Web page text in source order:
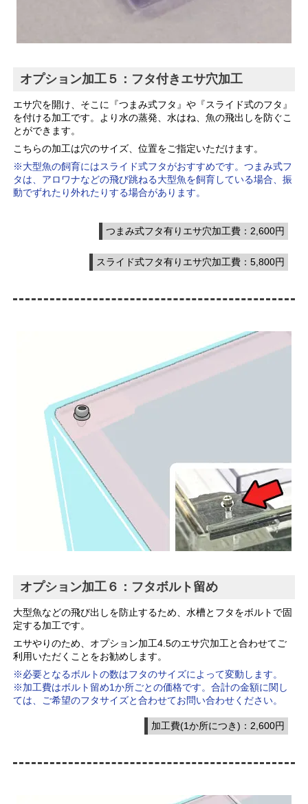
オプション加工５：フタ付きエサ穴加工
エサ穴を開け、そこに『つまみ式フタ』や『スライド式のフタ』
を付ける加工です。より水の蒸発、水はね、魚の飛出しを防ぐこ
とができます。
こちらの加工は穴のサイズ、位置をご指定いただけます。
※大型魚の飼育にはスライド式フタがおすすめです。つまみ式フ
タは、アロワナなどの飛び跳ねる大型魚を飼育している場合、振
動でずれたり外れたりする場合があります。
つまみ式フタ有りエサ穴加工費：2,600円
スライド式フタ有りエサ穴加工費：5,800円
オプション加工６：フタボルト留め
大型魚などの飛び出しを防止するため、水槽とフタをボルトで固
定する加工です。
エサやりのため、オプション加工4.5のエサ穴加工と合わせてご
利用いただくことをお勧めします。
※必要となるボルトの数はフタのサイズによって変動します。
※加工費はボルト留め1か所ごとの価格です。合計の金額に関し
ては、ご希望のフタサイズと合わせてお問い合わせください。
加工費(1か所につき)：2,600円